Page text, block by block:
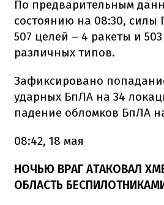
По предварительным
состоянию на 08:30, силы
507 целей – 4 ракеты и
различных типов.
Зафиксировано
ударных БпЛА на 34
падение обломков БпЛА
08:42, 18 мая
НОЧЬЮ ВРАГ АТАКОВАЛ
ОБЛАСТЬ